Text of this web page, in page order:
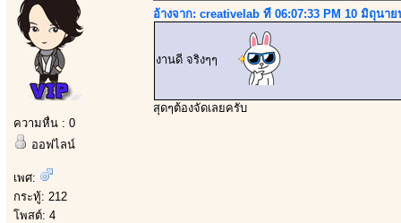
ความหื่น : 0
ออฟไลน์
เพศ:
กระทู้: 212
โพสต์: 4
อ้างจาก: creativelab ที่ 06:07:33 PM 10 มิถุนาย
งานดี จริงๆๆ
สุดๆต้องจัดเลยครับ